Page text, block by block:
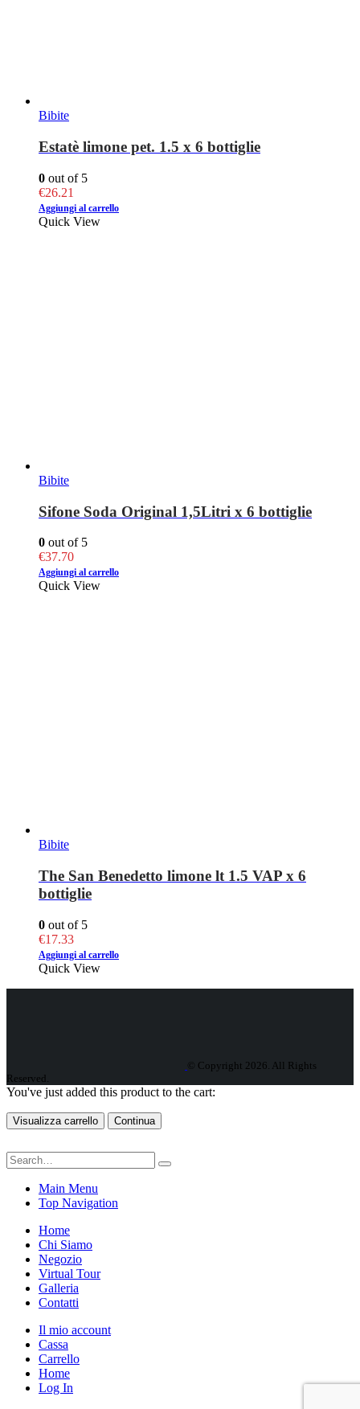
Bibite
Estatè limone pet. 1.5 x 6 bottiglie
0 out of 5
€26.21
Aggiungi al carrello
Quick View
Bibite
Sifone Soda Original 1,5Litri x 6 bottiglie
0 out of 5
€37.70
Aggiungi al carrello
Quick View
Bibite
The San Benedetto limone lt 1.5 VAP x 6
bottiglie
0 out of 5
€17.33
Aggiungi al carrello
Quick View
© Copyright 2026. All Rights
Reserved.
You've just added this product to the cart:
Visualizza carrello Continua
Main Menu
Top Navigation
Home
Chi Siamo
Negozio
Virtual Tour
Galleria
Contatti
Il mio account
Cassa
Carrello
Home
Log In